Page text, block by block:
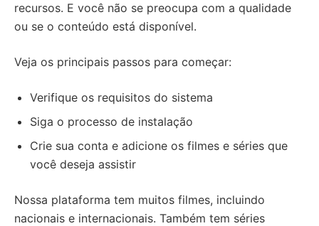
recursos. E você não se preocupa com a qualidade
ou se o conteúdo está disponível.
Veja os principais passos para começar:
Verifique os requisitos do sistema
Siga o processo de instalação
Crie sua conta e adicione os filmes e séries que
você deseja assistir
Nossa plataforma tem muitos filmes, incluindo
nacionais e internacionais. Também tem séries